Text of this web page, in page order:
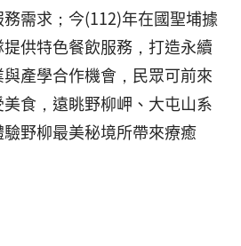
需求；今(112)年在國聖埔據
供特色餐飲服務，打造永續
產學合作機會，民眾可前來
食，遠眺野柳岬、大屯山系
野柳最美秘境所帶來療癒